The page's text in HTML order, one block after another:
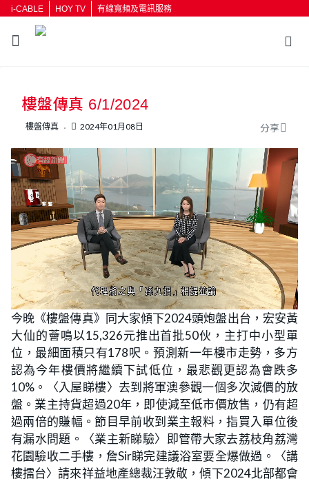
i-CABLE HOY TV 有線寬頻及電訊服務
樓盤傳真 6/1/2024
樓盤傳真 2024年01月08日 分享
U
n
m
u
t
e
L
o
a
d
e
d
:
1
.
0
3
%
今晚《樓盤傳真》同大家傾下2024頭炮盤出台，宏安黃
大仙的薈鳴以15,326元推出首批50伙，主打中小型單
位，最細面積只有178呎。預測新一年樓市走勢，多方
認為今年樓價將繼續下試低位，最悲觀更認為會跌多
10%。〈入屋睇樓〉去到將軍澳參觀一個多次減價的放
盤。業主持貨超過20年，即使減至低市價放售，仍有超
過兩倍的賺幅。節目早前收到業主報料，指買入單位後
有漏水問題。〈業主新睇驗〉即管帶大家去荔枝角荔灣
花園驗收二手樓，詹Sir睇完建議浴室要全爆做過。〈講
樓擂台〉請來祥益地產總裁汪敦敬，傾下2024北部都會